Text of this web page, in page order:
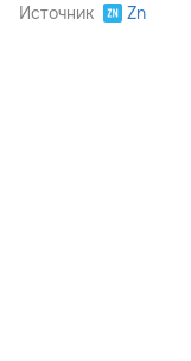
Источник Zn